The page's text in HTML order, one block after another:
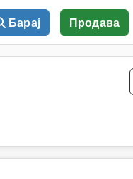
Барај Продава